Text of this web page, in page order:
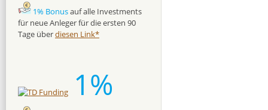
1% Bonusauf alle Investments
für neue Anleger für die ersten 90
Tage überdiesen Link*
1%